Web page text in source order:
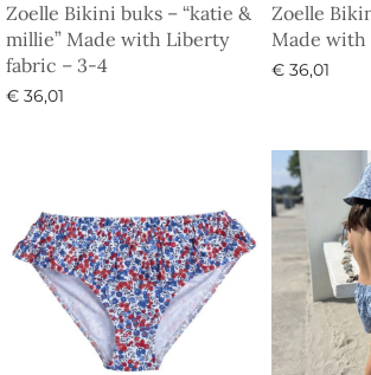
Zoelle Bikini buks – “katie &
millie” Made with Liberty
fabric – 3-4
€ 36,01
Zoelle
Made with
€ 36,01